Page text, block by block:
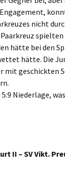
nicht
hätte bei den
hätte. Die
mit geschickten
5:9 Niederlage,
II – SV Vikt.